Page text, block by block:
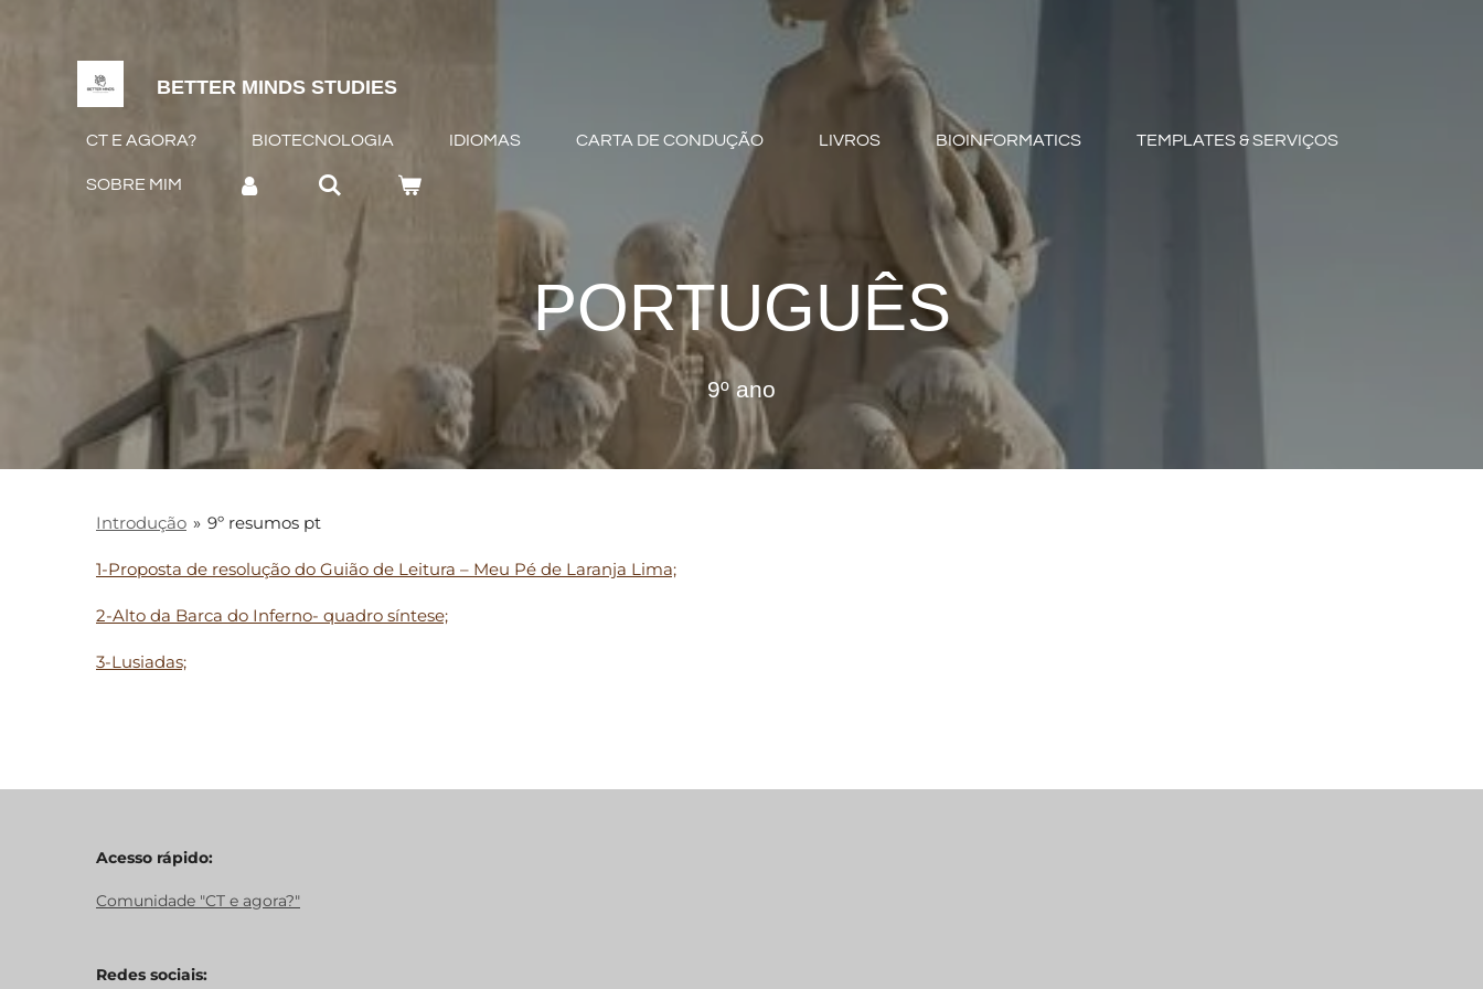
BETTER MINDS STUDIES
CT E AGORA? BIOTECNOLOGIA IDIOMAS CARTA DE CONDUÇÃO LIVROS BIOINFORMATICS TEMPLATES & SERVIÇOS
SOBRE MIM
PORTUGUÊS
9º ano
Introdução » 9º resumos pt
1-Proposta de resolução do Guião de Leitura – Meu Pé de Laranja Lima;
2-Alto da Barca do Inferno- quadro síntese;
3-Lusiadas;
Acesso rápido:
Comunidade "CT e agora?"
Redes sociais: